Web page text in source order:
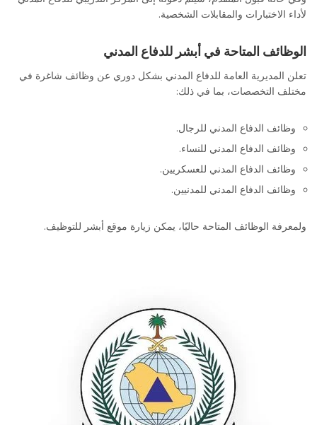
لأداء الاختبارات والمقابلات الشخصية.
الوظائف المتاحة في أبشر للدفاع المدني
تعلن المديرية العامة للدفاع المدني بشكل دوري عن وظائف شاغرة في
مختلف التخصصات، بما في ذلك:
وظائف الدفاع المدني للرجال.
وظائف الدفاع المدني للنساء.
وظائف الدفاع المدني للعسكريين.
وظائف الدفاع المدني للمدنيين.
ولمعرفة الوظائف المتاحة حاليًا، يمكن زيارة موقع أبشر للتوظيف.